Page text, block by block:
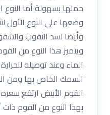
حملها بسهولة أما النوع
وضعها على النوع الأول
وأيضا لسد الثقوب
ويتميز هذا النوع من
الماء وعند توصيله
السمك الخاص بها ومن
الفوم الأبيض ارتفع
بهذا النوع من الفوم